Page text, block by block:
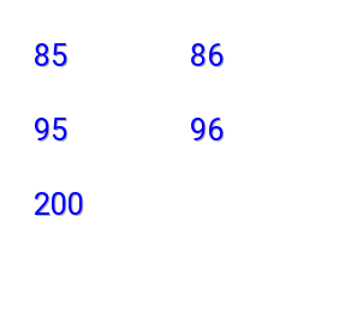
85 86
95 96
200